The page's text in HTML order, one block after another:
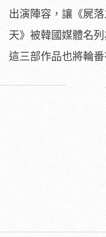
出演陣容，讓《屍
天》被韓國媒體名
這三部作品也將輪番